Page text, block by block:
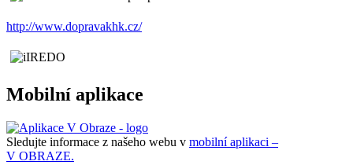
http://www.dopravakhk.cz/
Mobilní aplikace
Sledujte informace z našeho webu v mobilní aplikaci –
V OBRAZE.